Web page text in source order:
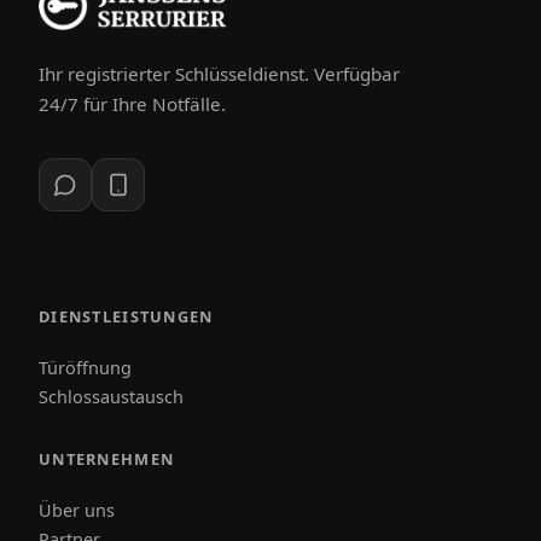
Ihr registrierter Schlüsseldienst. Verfügbar
24/7 für Ihre Notfälle.
DIENSTLEISTUNGEN
Türöffnung
Schlossaustausch
UNTERNEHMEN
Über uns